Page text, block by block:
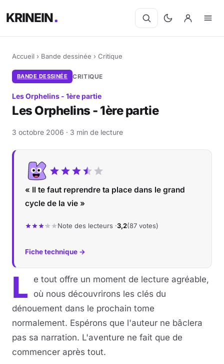
KRINEIN
Accueil › Bande dessinée › Critique
BANDE DESSINÉE CRITIQUE
Les Orphelins - 1ère partie
Les Orphelins - 1ère partie
3 octobre 2006 · 3 min de lecture
« Il te faut reprendre ta place dans le grand
cycle de la vie »
Note des lecteurs ·3,2(87 votes)
Fiche technique →
L
e tout offre un moment de lecture agréable,
où nous découvrirons les clés du
dénouement dans le prochain tome
normalement. Espérons que l'auteur ne bâclera
pas sa narration. L'aventure ne fait que de
commencer après tout.